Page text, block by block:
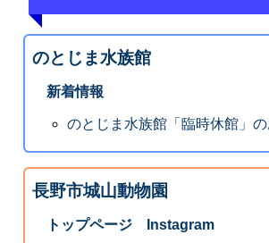
のとじま水族館
新着情報
のとじま水族館「臨時休館」
長野市城山動物園
トップページ Instagram